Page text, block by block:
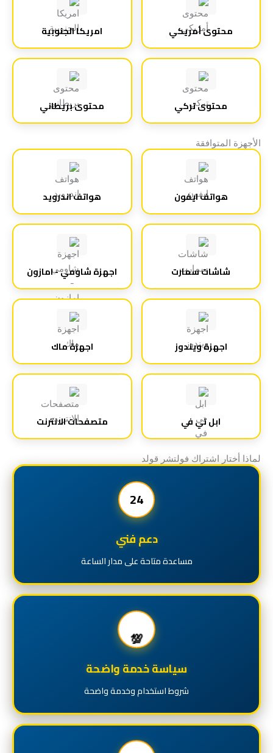
محتوى أمريكي امريكا الجنوبية
محتوى تركي محتوى بريطاني
الأجهزة المتوافقة
هواتف ايفون هواتف اندرويد
شاشات سمارت اجهزة شاومي - امازون
اجهزة ويندوز اجهزة ماك
ابل تي في متصفحات الانترنت
لماذا أختار اشتراك فولتشر قولد
24
دعم فني
مساعدة متاحة على مدار الساعة
💯
سياسة خدمة واضحة
شروط استخدام وخدمة واضحة